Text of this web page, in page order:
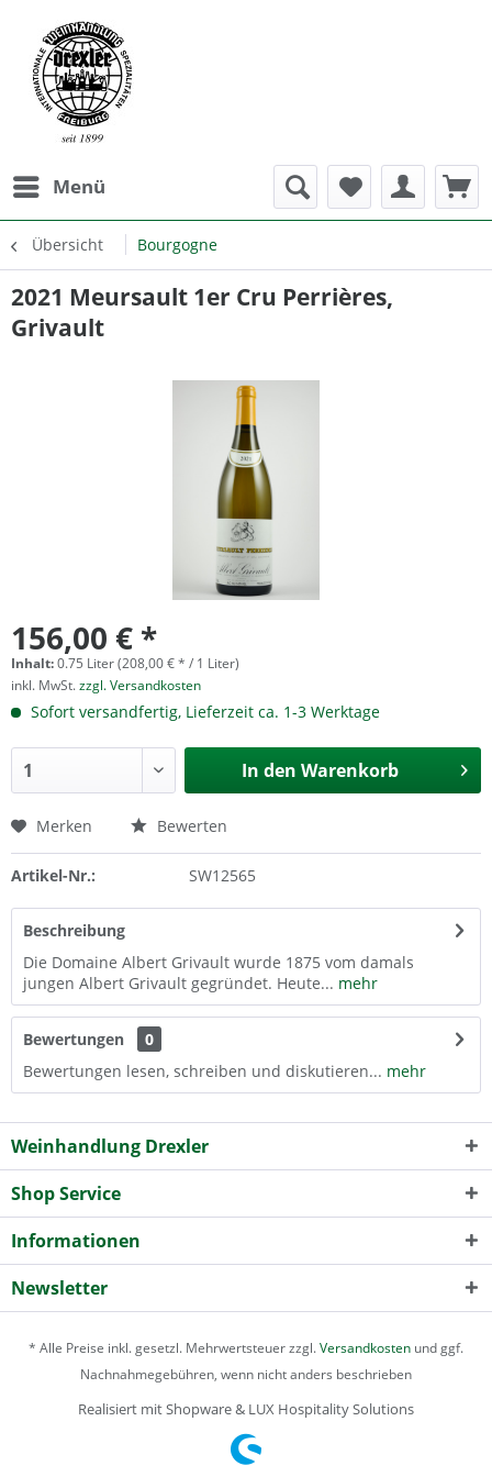
Menü
Übersicht Bourgogne
2021 Meursault 1er Cru Perrières,
Grivault
156,00 € *
Inhalt:0.75 Liter (208,00 € * / 1 Liter)
inkl. MwSt.zzgl. Versandkosten
Sofort versandfertig, Lieferzeit ca. 1-3 Werktage
In den Warenkorb
Merken Bewerten
Artikel-Nr.: SW12565
Beschreibung
Die Domaine Albert Grivault wurde 1875 vom damals
jungen Albert Grivault gegründet. Heute... mehr
Bewertungen
0
Bewertungen lesen, schreiben und diskutieren... mehr
Weinhandlung Drexler
Shop Service
Informationen
Newsletter
* Alle Preise inkl. gesetzl. Mehrwertsteuer zzgl.Versandkosten und ggf.
Nachnahmegebühren, wenn nicht anders beschrieben
Realisiert mit Shopware & LUX Hospitality Solutions